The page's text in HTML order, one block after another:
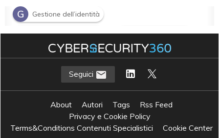
G
Gestione dell’identità
I intelligenza artificiale S Servizi finanziari
Seguici
About Autori Tags
Rss Feed
Privacy e Cookie Policy
Terms&Conditions Contenuti Specialistici
Cookie Center